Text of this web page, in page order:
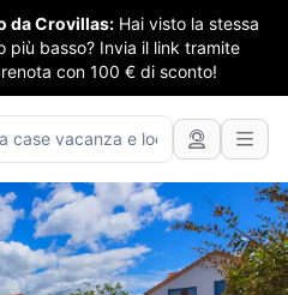
da Crovillas: Hai visto la stessa
più basso? Invia il link tramite
con 100 € di sconto!